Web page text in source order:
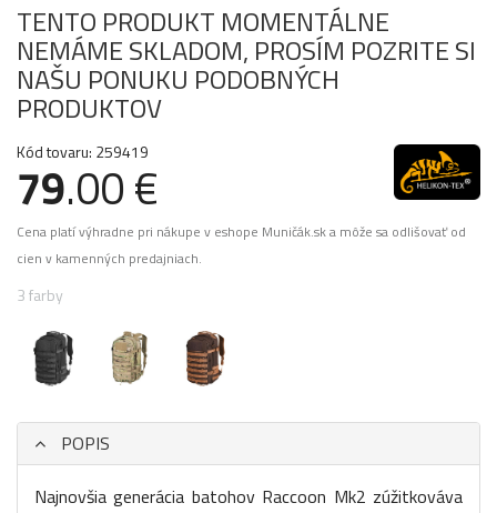
TENTO PRODUKT MOMENTÁLNE
NEMÁME SKLADOM, PROSÍM POZRITE SI
NAŠU PONUKU PODOBNÝCH
PRODUKTOV
Kód tovaru: 259419
79.00 €
Cena platí výhradne pri nákupe v eshope Muničák.sk a môže sa odlišovať od
cien v kamenných predajniach.
3 farby
POPIS
Najnovšia generácia batohov Raccoon Mk2 zúžitkováva